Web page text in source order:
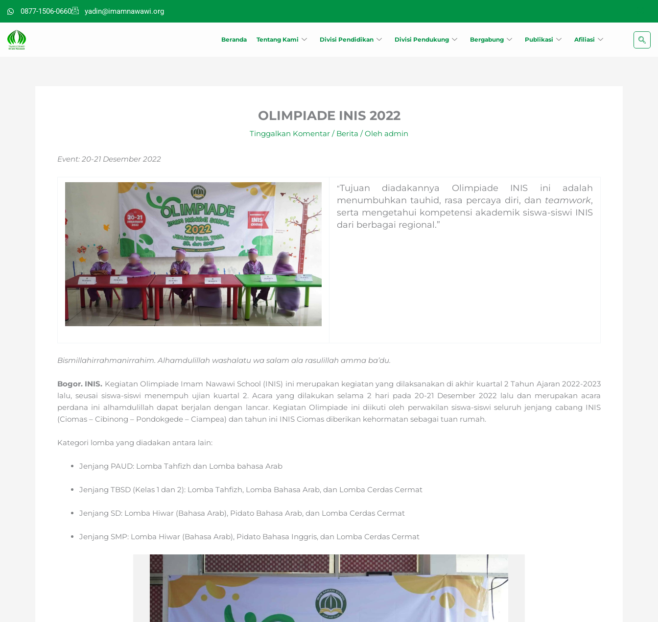
ke
konten
0877-1506-0660 yadin@imamnawawi.org
Beranda Tentang Kami Divisi Pendidikan Divisi Pendukung Bergabung Publikasi Afiliasi
OLIMPIADE INIS 2022
Tinggalkan Komentar / Berita / Oleh admin
Event: 20-21 Desember 2022
“Tujuan diadakannya Olimpiade INIS ini adalah
menumbuhkan tauhid, rasa percaya diri, dan teamwork,
serta mengetahui kompetensi akademik siswa-siswi INIS
dari berbagai regional.”
Bismillahirrahmanirrahim. Alhamdulillah washalatu wa salam ala rasulillah amma ba’du.
Bogor. INIS. Kegiatan Olimpiade Imam Nawawi School (INIS) ini merupakan kegiatan yang dilaksanakan di akhir kuartal 2 Tahun Ajaran 2022-2023
lalu, seusai siswa-siswi menempuh ujian kuartal 2. Acara yang dilakukan selama 2 hari pada 20-21 Desember 2022 lalu dan merupakan acara
perdana ini alhamdulillah dapat berjalan dengan lancar. Kegiatan Olimpiade ini diikuti oleh perwakilan siswa-siswi seluruh jenjang cabang INIS
(Ciomas – Cibinong – Pondokgede – Ciampea) dan tahun ini INIS Ciomas diberikan kehormatan sebagai tuan rumah.
Kategori lomba yang diadakan antara lain:
Jenjang PAUD: Lomba Tahfizh dan Lomba bahasa Arab
Jenjang TBSD (Kelas 1 dan 2): Lomba Tahfizh, Lomba Bahasa Arab, dan Lomba Cerdas Cermat
Jenjang SD: Lomba Hiwar (Bahasa Arab), Pidato Bahasa Arab, dan Lomba Cerdas Cermat
Jenjang SMP: Lomba Hiwar (Bahasa Arab), Pidato Bahasa Inggris, dan Lomba Cerdas Cermat